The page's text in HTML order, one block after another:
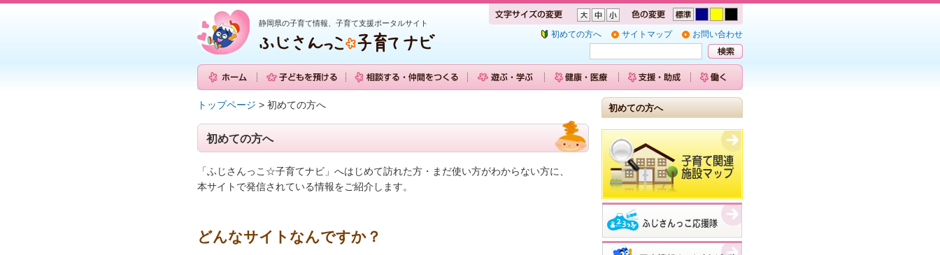
静岡県の子育て情報、子育て支援ポータルサイト
初めての方へ サイトマップ お問い合わせ
トップページ > 初めての方へ
初めての方へ
「ふじさんっこ☆子育てナビ」へはじめて訪れた方・まだ使い方がわからない方に、
本サイトで発信されている情報をご紹介します。
どんなサイトなんですか？
初めての方へ